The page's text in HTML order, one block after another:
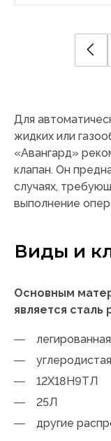
Для
жидких или
«Авангард»
клапан. Он
случаях,
выполнение
Виды и
Основным
является сталь
легированная
углеродистая
12Х18Н9ТЛ
25Л
другие